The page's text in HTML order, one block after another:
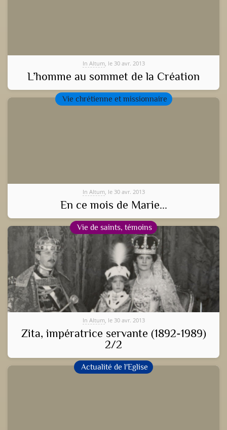
In Altum, le 30 avr. 2013
L’homme au sommet de la Création
Vie chrétienne et missionnaire
In Altum, le 30 avr. 2013
En ce mois de Marie...
Vie de saints, témoins
In Altum, le 30 avr. 2013
Zita, impératrice servante (1892-1989)
2/2
Actualité de l'Eglise